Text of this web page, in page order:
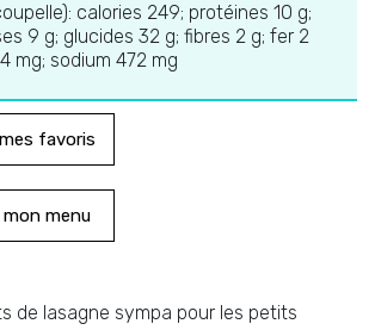
calories 249; protéines 10 g;
9 g; glucides 32 g; fibres 2 g; fer 2
mg; sodium 472 mg
favoris
menu
de lasagne sympa pour les petits